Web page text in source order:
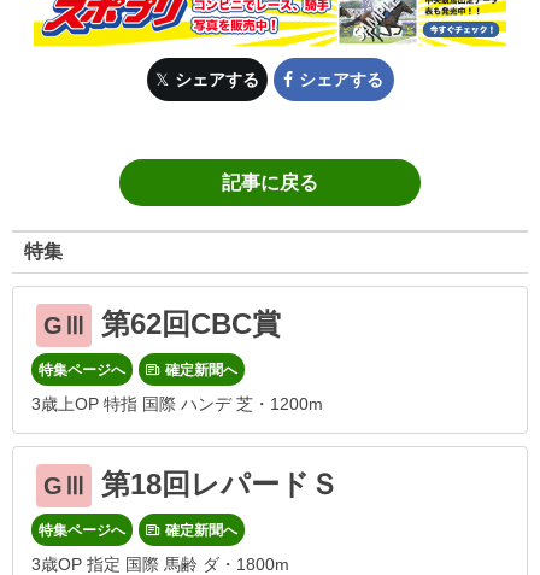
シェアする シェアする
記事に戻る
特集
GⅢ 第62回CBC賞
特集ページへ 確定新聞へ
3歳上OP 特指 国際 ハンデ 芝・1200m
GⅢ 第18回レパードＳ
特集ページへ 確定新聞へ
3歳OP 指定 国際 馬齢 ダ・1800m